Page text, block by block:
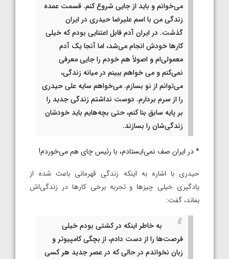
می‌خوانم و باید از جایی شروع کنم. قسمت عمده
زندگی من با اسم علیرضا حیدری در ایران
گذشت. در ایران آدم قابل اعتنایی بودم که خیلی
کارها خودش انجام می‌شد، اما آنجا یک آدم
معمولی‌ام و اصولاً هم خودم را جایی معرفی
نمی‌کنم و می خواهم ببینم در میانه زندگی،
می‌توانم از نو بسازم. می‌خواهم سایه علی حیدری
را از سرم بردارم. دوست نداشتم زندگی جدید را
بر پایه سابق بنا کنم، حتی بچه‌هایم باید خودشان
زندگی‌شان را بسازند.
* در ایران صف نمی‌ایستادم، با رئیس چای هم می‌خوردم!
حیدری با اشاره به اینکه زندگی قهرمانی باعث شده از
یادگیری خیلی چیزها و تجربه برخی کارها در زندگی‌اش
بماند، گفت:
به خاطر اینکه در کشتی بودم خیلی
فرصت‌ها را از دست دادم، از بچگی کامپیوتر و
زبان نخواندم در حالی که در عصر جدید هر کسی